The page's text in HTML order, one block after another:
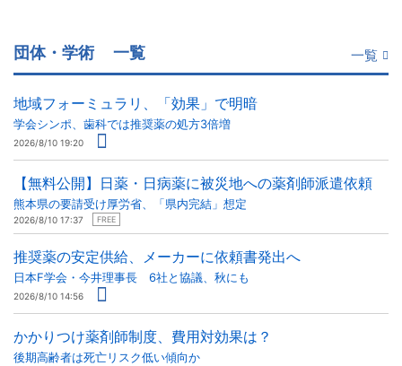
団体・学術 一覧 一覧
地域フォーミュラリ、「効果」で明暗
学会シンポ、歯科では推奨薬の処方3倍増
2026/8/10 19:20
【無料公開】日薬・日病薬に被災地への薬剤師派遣依頼
熊本県の要請受け厚労省、「県内完結」想定
2026/8/10 17:37 FREE
推奨薬の安定供給、メーカーに依頼書発出へ
日本F学会・今井理事長 6社と協議、秋にも
2026/8/10 14:56
かかりつけ薬剤師制度、費用対効果は？
後期高齢者は死亡リスク低い傾向か